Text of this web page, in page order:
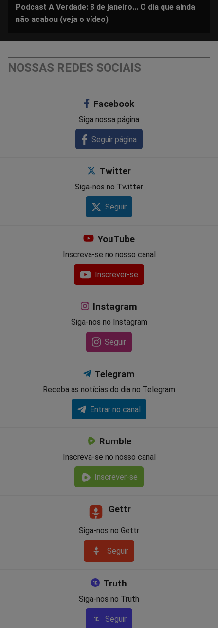
Podcast A Verdade: 8 de janeiro... O dia que ainda
não acabou (veja o vídeo)
NOSSAS REDES SOCIAIS
Facebook
Siga nossa página
Seguir página
Twitter
Siga-nos no Twitter
Seguir
YouTube
Inscreva-se no nosso canal
Inscrever-se
Instagram
Siga-nos no Instagram
Seguir
Telegram
Receba as notícias do dia no Telegram
Entrar no canal
Rumble
Inscreva-se no nosso canal
Inscrever-se
Gettr
Siga-nos no Gettr
Seguir
Truth
Siga-nos no Truth
Seguir